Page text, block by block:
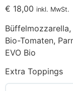
€ 18,00 inkl. MwSt.
Bio-Tomaten,
EVO Bio
Extra Toppings